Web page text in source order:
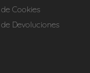
Cookies
Devoluciones